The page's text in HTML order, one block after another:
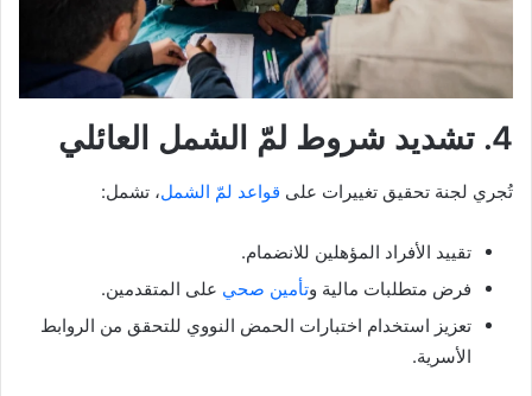
4. تشديد شروط لمّ الشمل العائلي
تُجري لجنة تحقيق تغييرات على قواعد لمّ الشمل، تشمل:
تقييد الأفراد المؤهلين للانضمام.
فرض متطلبات مالية وتأمين صحي على المتقدمين.
تعزيز استخدام اختبارات الحمض النووي للتحقق من الروابط
الأسرية.